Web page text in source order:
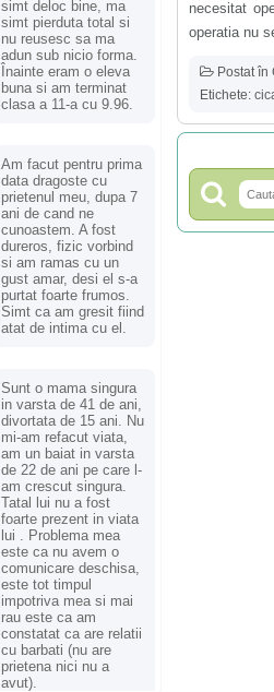
simt deloc bine, ma
simt pierduta total si
nu reusesc sa ma
adun sub nicio forma.
Înainte eram o eleva
buna si am terminat
clasa a 11-a cu 9.96.
Am facut pentru prima
data dragoste cu
prietenul meu, dupa 7
ani de cand ne
cunoastem. A fost
dureros, fizic vorbind
si am ramas cu un
gust amar, desi el s-a
purtat foarte frumos.
Simt ca am gresit fiind
atat de intima cu el.
Sunt o mama singura
in varsta de 41 de ani,
divortata de 15 ani. Nu
mi-am refacut viata,
am un baiat in varsta
de 22 de ani pe care l-
am crescut singura.
Tatal lui nu a fost
foarte prezent in viata
lui . Problema mea
este ca nu avem o
comunicare deschisa,
este tot timpul
impotriva mea si mai
rau este ca am
constatat ca are relatii
cu barbati (nu are
prietena nici nu a
avut).
necesitat
operatia nu
Postat în
Etichete: